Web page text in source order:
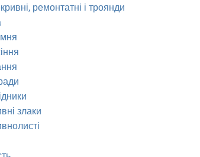
ремонтатні і троянди
злаки